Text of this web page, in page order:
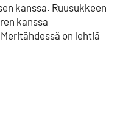
kanssa. Ruusukkeen
kanssa
on lehtiä